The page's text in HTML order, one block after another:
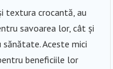
textura crocantă, au
savoarea lor, cât și
Aceste mici
beneficiile lor